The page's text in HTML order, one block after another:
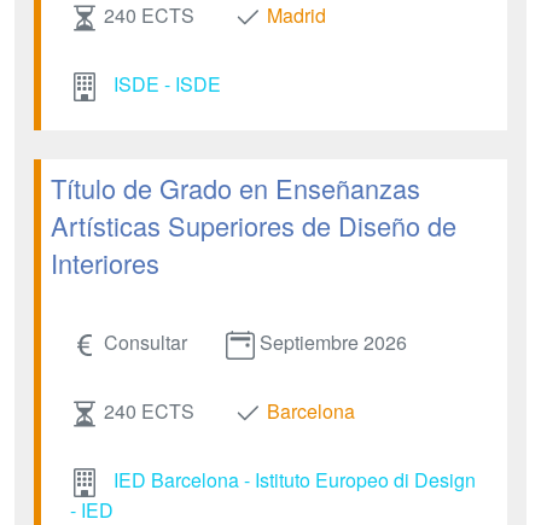
240 ECTS Madrid
ISDE - ISDE
Título de Grado en Enseñanzas
Artísticas Superiores de Diseño de
Interiores
Consultar Septiembre 2026
240 ECTS Barcelona
IED Barcelona - Istituto Europeo di Design
- IED